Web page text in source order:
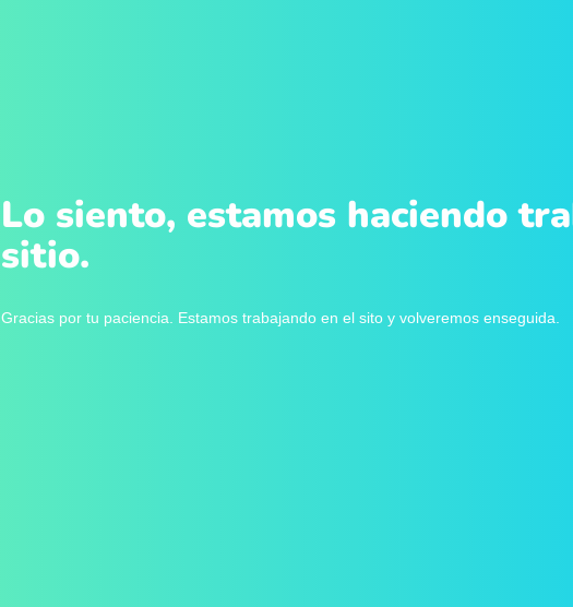
Lo siento, estamos haciendo
sitio.
Gracias por tu paciencia. Estamos trabajando en el sito y volveremos enseguida.